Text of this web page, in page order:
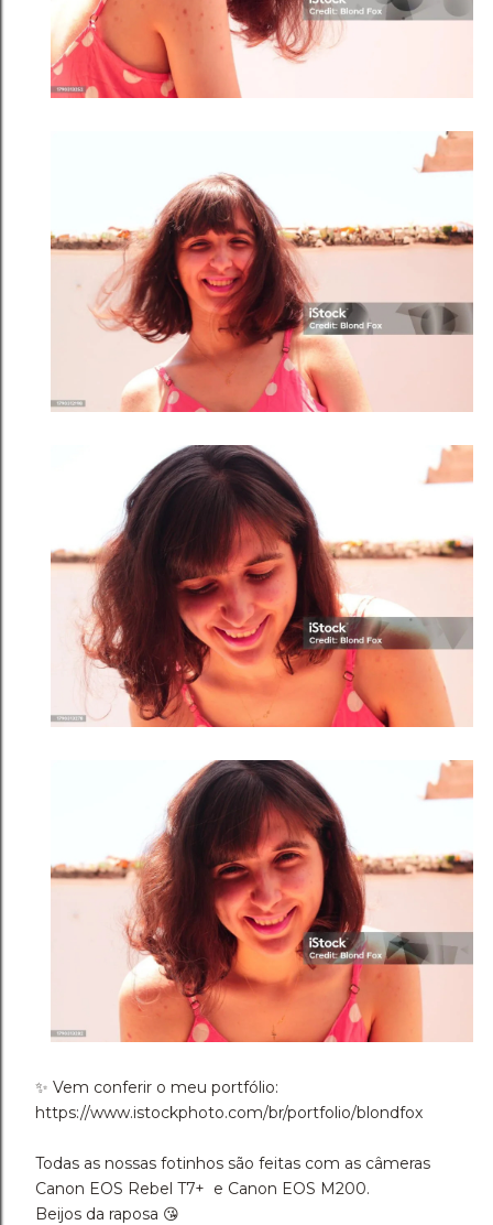
✨️ Vem conferir o meu portfólio:
https://www.istockphoto.com/br/portfolio/blondfox
Todas as nossas fotinhos são feitas com as câmeras
Canon EOS Rebel T7+ e Canon EOS M200.
Beijos da raposa 😘